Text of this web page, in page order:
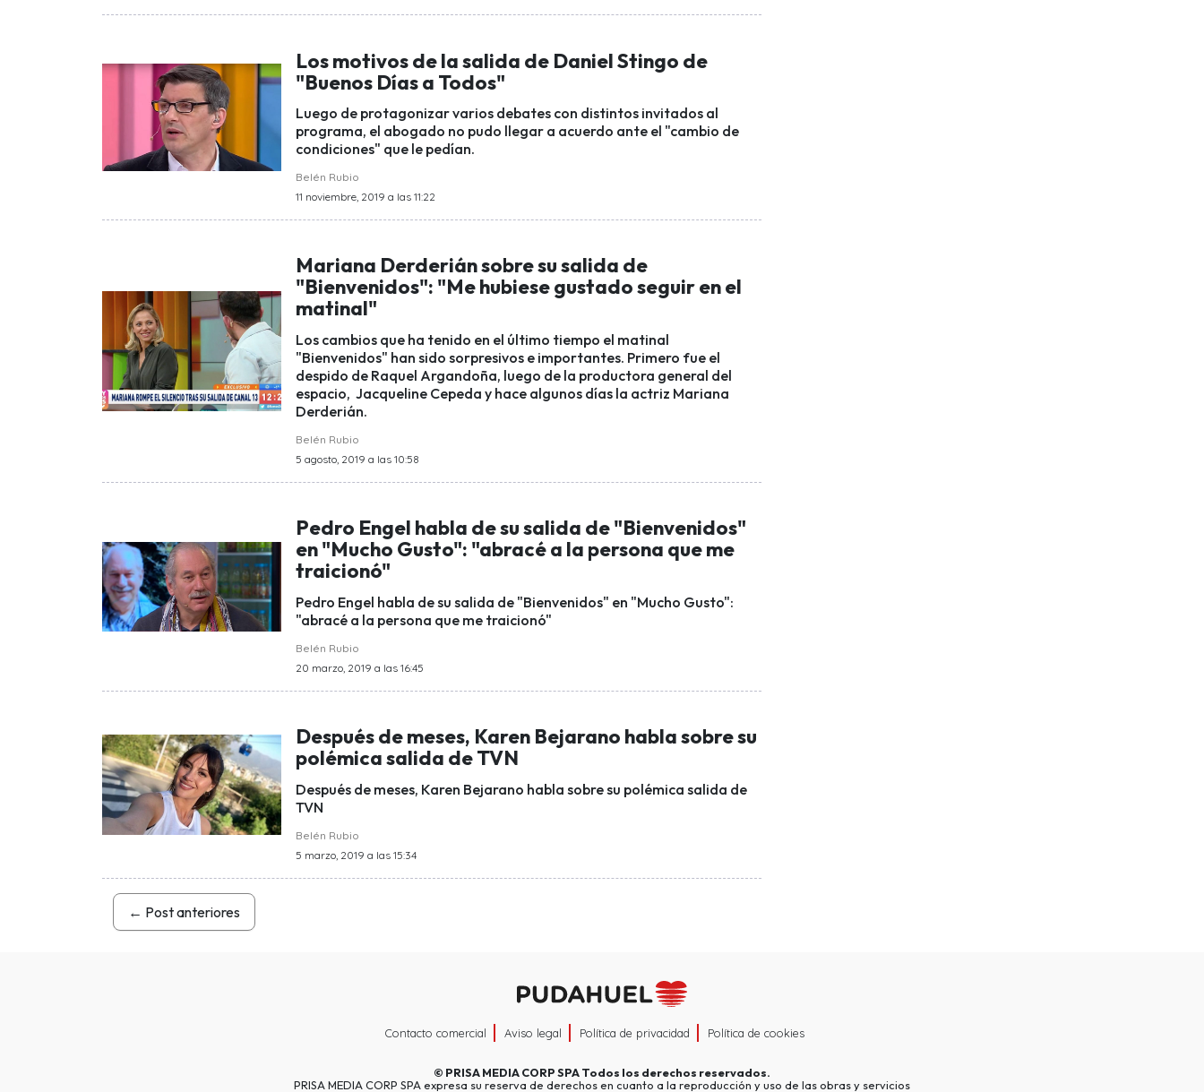
Los motivos de la salida de Daniel Stingo de
"Buenos Días a Todos"
Luego de protagonizar varios debates con distintos invitados al
programa, el abogado no pudo llegar a acuerdo ante el "cambio de
condiciones" que le pedían.
Belén Rubio
11 noviembre, 2019 a las 11:22
Mariana Derderián sobre su salida de
"Bienvenidos": "Me hubiese gustado seguir en el
matinal"
Los cambios que ha tenido en el último tiempo el matinal
"Bienvenidos" han sido sorpresivos e importantes. Primero fue el
despido de Raquel Argandoña, luego de la productora general del
espacio, Jacqueline Cepeda y hace algunos días la actriz Mariana
Derderián.
Belén Rubio
5 agosto, 2019 a las 10:58
Pedro Engel habla de su salida de "Bienvenidos"
en "Mucho Gusto": "abracé a la persona que me
traicionó"
Pedro Engel habla de su salida de "Bienvenidos" en "Mucho Gusto":
"abracé a la persona que me traicionó"
Belén Rubio
20 marzo, 2019 a las 16:45
Después de meses, Karen Bejarano habla sobre su
polémica salida de TVN
Después de meses, Karen Bejarano habla sobre su polémica salida de
TVN
Belén Rubio
5 marzo, 2019 a las 15:34
← Post anteriores
Contacto comercial Aviso legal Política de privacidad Política de cookies
© PRISA MEDIA CORP SPATodos los derechos reservados.
PRISA MEDIA CORP SPA expresa su reserva de derechos en cuanto a la reproducción y uso de las obras y servicios